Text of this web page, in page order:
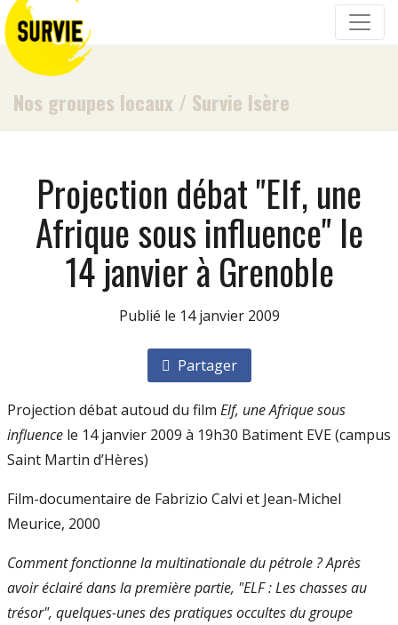
Nos groupes locaux / Survie Isère
Projection débat "Elf, une
Afrique sous influence" le
14 janvier à Grenoble
Publié le 14 janvier 2009
Partager
Projection débat autoud du film Elf, une Afrique sous
influence le 14 janvier 2009 à 19h30 Batiment EVE (campus
Saint Martin d’Hères)
Film-documentaire de Fabrizio Calvi et Jean-Michel
Meurice, 2000
Comment fonctionne la multinationale du pétrole ? Après
avoir éclairé dans la première partie, "ELF : Les chasses au
trésor", quelques-unes des pratiques occultes du groupe